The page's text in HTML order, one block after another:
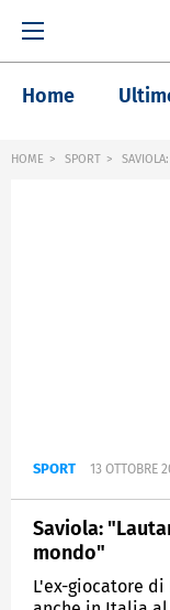
Home
HOME SPORT
SPORT 13 OTTOBRE
Saviola:
mondo"
L'ex-giocatore